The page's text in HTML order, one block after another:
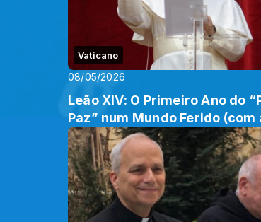
Vaticano
08/05/2026
Leão XIV: O Primeiro Ano do
Paz” num Mundo Ferido (com